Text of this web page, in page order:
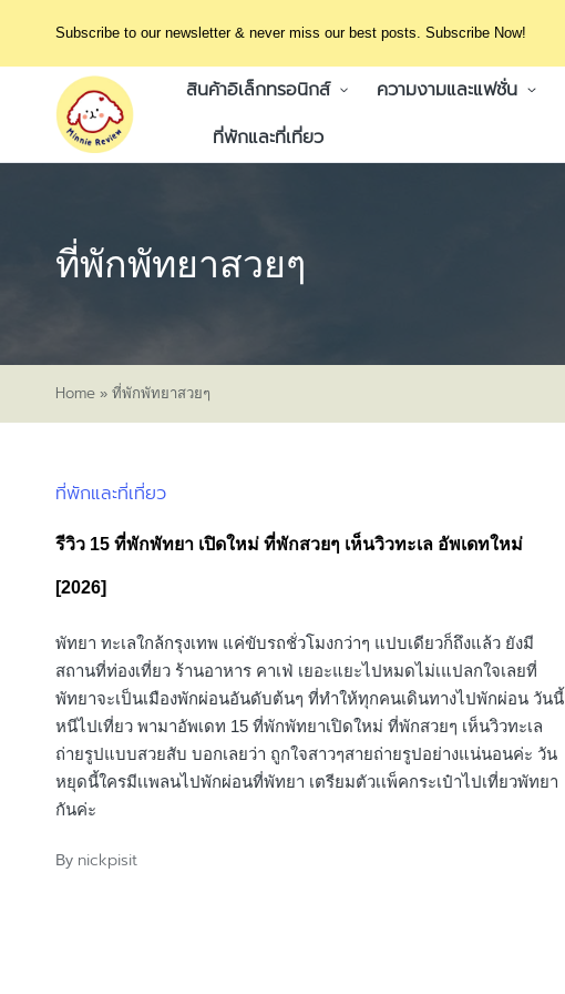
Subscribe to our newsletter & never miss our best posts. Subscribe Now!
สินค้าอิเล็กทรอนิกส์ ความงามและแฟชั่น
ที่พักและที่เที่ยว
ที่พักพัทยาสวยๆ
Home » ที่พักพัทยาสวยๆ
Posted
ที่พักและที่เที่ยว
รีวิว 15 ที่พักพัทยา เปิดใหม่ ที่พักสวยๆ เห็นวิวทะเล อัพเดทใหม่
[2026]
พัทยา ทะเลใกล้กรุงเทพ แค่ขับรถชั่วโมงกว่าๆ แปบเดียวก็ถึงแล้ว ยังมี
สถานที่ท่องเที่ยว ร้านอาหาร คาเฟ่ เยอะแยะไปหมดไม่เแปลกใจเลยที่
พัทยาจะเป็นเมืองพักผ่อนอันดับต้นๆ ที่ทำให้ทุกคนเดินทางไปพักผ่อน วันนี้
หนีไปเที่ยว พามาอัพเดท 15 ที่พักพัทยาเปิดใหม่ ที่พักสวยๆ เห็นวิวทะเล
ถ่ายรูปแบบสวยสับ บอกเลยว่า ถูกใจสาวๆสายถ่ายรูปอย่างแน่นอนค่ะ วัน
หยุดนี้ใครมีเเพลนไปพักผ่อนที่พัทยา เตรียมตัวเเพ็คกระเป๋าไปเที่ยวพัทยา
กันค่ะ
Posted
By nickpisit